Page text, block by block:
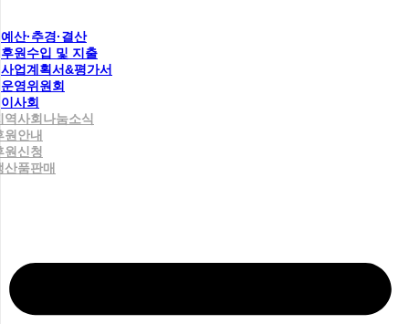
예산·추경·결산
후원수입 및 지출
사업계획서&평가서
운영위원회
이사회
역사회나눔소식
원안내
원신청
산품판매